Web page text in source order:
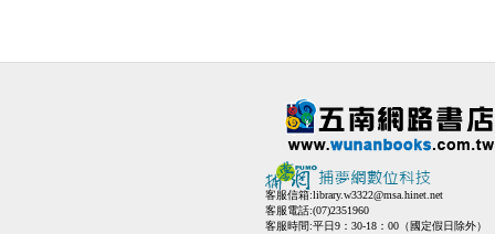
客服信箱:library.w3322@msa.hinet.net
客服電話:(07)2351960
客服時間:平日9：30-18：00（國定假日除外）